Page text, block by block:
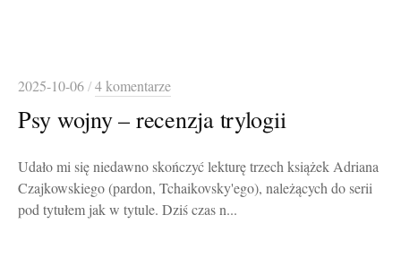
2025-10-06/4 komentarze
Psy wojny – recenzja trylogii
Udało mi się niedawno skończyć lekturę trzech książek Adriana
Czajkowskiego (pardon, Tchaikovsky'ego), należących do serii
pod tytułem jak w tytule. Dziś czas n...